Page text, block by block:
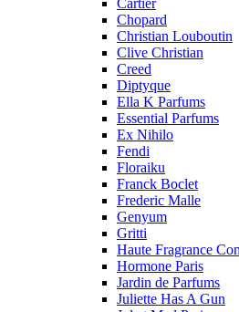
Cartier
Chopard
Christian Louboutin
Clive Christian
Creed
Diptyque
Ella K Parfums
Essential Parfums
Ex Nihilo
Fendi
Floraiku
Franck Boclet
Frederic Malle
Genyum
Gritti
Haute Fragrance
Hormone Paris
Jardin de Parfums
Juliette Has A Gun